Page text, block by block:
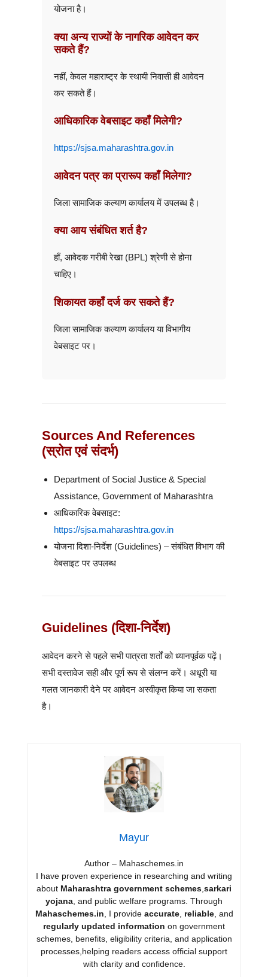
योजना है।
क्या अन्य राज्यों के नागरिक आवेदन कर
सकते हैं?
नहीं, केवल महाराष्ट्र के स्थायी निवासी ही आवेदन
कर सकते हैं।
आधिकारिक वेबसाइट कहाँ मिलेगी?
https://sjsa.maharashtra.gov.in
आवेदन पत्र का प्रारूप कहाँ मिलेगा?
जिला सामाजिक कल्याण कार्यालय में उपलब्ध है।
क्या आय संबंधित शर्त है?
हाँ, आवेदक गरीबी रेखा (BPL) श्रेणी से होना
चाहिए।
शिकायत कहाँ दर्ज कर सकते हैं?
जिला सामाजिक कल्याण कार्यालय या विभागीय
वेबसाइट पर।
Sources And References
(स्रोत एवं संदर्भ)
Department of Social Justice & Special
Assistance, Government of Maharashtra
आधिकारिक वेबसाइट:
https://sjsa.maharashtra.gov.in
योजना दिशा-निर्देश (Guidelines) – संबंधित विभाग की
वेबसाइट पर उपलब्ध
Guidelines (दिशा-निर्देश)
आवेदन करने से पहले सभी पात्रता शर्तों को ध्यानपूर्वक पढ़ें।
सभी दस्तावेज सही और पूर्ण रूप से संलग्न करें। अधूरी या
गलत जानकारी देने पर आवेदन अस्वीकृत किया जा सकता
है।
Mayur
Author – Mahaschemes.in
I have proven experience in researching and writing
about Maharashtra government schemes sarkari
yojana , and public welfare programs. Through
Mahaschemes.in , I provide accurate, reliable, and
regularly updated information on government
schemes, benefits, eligibility criteria, and application
processes,helping readers access official support
with clarity and confidence.